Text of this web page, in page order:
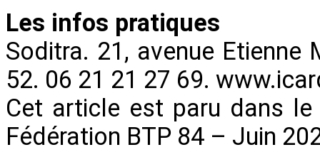
Les infos pratiques
Soditra. 21, avenue
52. 06 21 21 27 69.
Cet article est paru dans
Fédération BTP 84 – Juin